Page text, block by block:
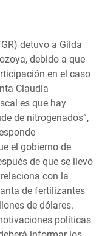
detuvo a Gilda
debido a que
en el caso
Claudia
es que hay
de nitrogenados”,
el gobierno de
de que se llevó
con la
de fertilizantes
de dólares.
políticas